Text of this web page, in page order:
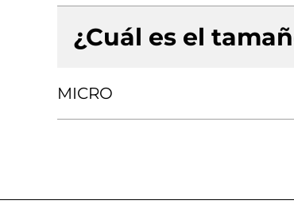
¿Cuál es el
MICRO